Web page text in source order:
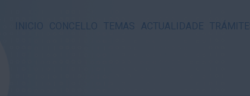
INICIO CONCELLO TEMAS ACTUALIDADE